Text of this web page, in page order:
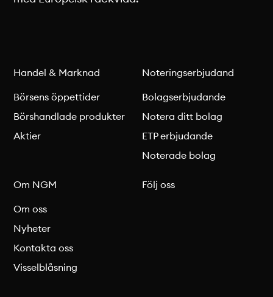
Handel & Marknad
Börsens öppettider
Börshandlade produkter
Aktier
Noteringserbjudand
Bolagserbjudande
Notera ditt bolag
ETP erbjudande
Noterade bolag
Om NGM
Om oss
Nyheter
Kontakta oss
Visselblåsning
Följ oss